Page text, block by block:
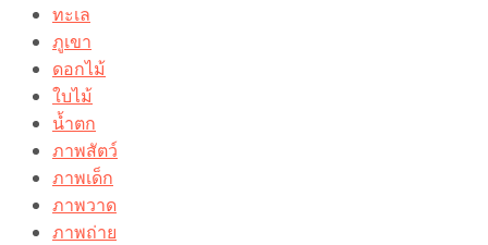
ทะเล
ภูเขา
ดอกไม้
ใบไม้
น้ำตก
ภาพสัตว์
ภาพเด็ก
ภาพวาด
ภาพถ่าย